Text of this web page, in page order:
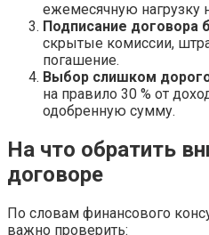
ежемесячную нагрузку
Подписание договора
скрытые комиссии,
погашение.
Выбор слишком
на правило 30 % от
одобренную сумму.
На что обратить
договоре
По словам финансового
важно проверить: